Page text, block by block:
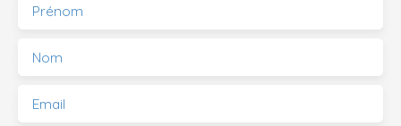
Prénom
Nom
Email